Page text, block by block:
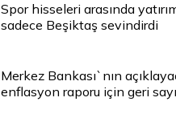
Spor hisseleri arasında
sadece Beşiktaş sevindirdi
Merkez Bankası`nın
enflasyon raporu için geri